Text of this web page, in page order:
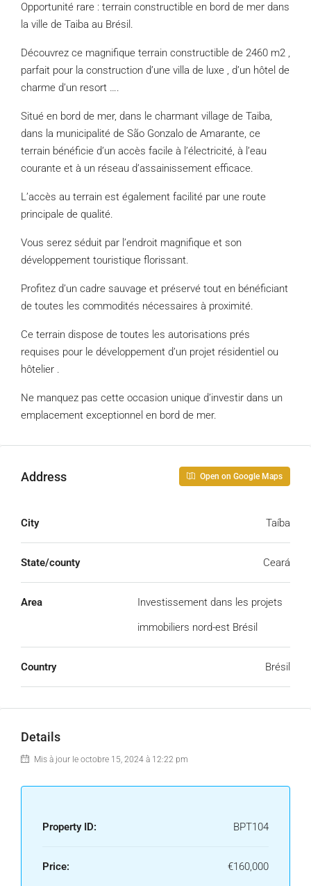
Opportunité rare : terrain constructible en bord de mer dans
la ville de Taiba au Brésil.
Découvrez ce magnifique terrain constructible de 2460 m2 ,
parfait pour la construction d’une villa de luxe , d’un hôtel de
charme d’un resort ….
Situé en bord de mer, dans le charmant village de Taiba,
dans la municipalité de São Gonzalo de Amarante, ce
terrain bénéficie d’un accès facile à l’électricité, à l’eau
courante et à un réseau d’assainissement efficace.
L’accès au terrain est également facilité par une route
principale de qualité.
Vous serez séduit par l’endroit magnifique et son
développement touristique florissant.
Profitez d’un cadre sauvage et préservé tout en bénéficiant
de toutes les commodités nécessaires à proximité.
Ce terrain dispose de toutes les autorisations prés
requises pour le développement d’un projet résidentiel ou
hôtelier .
Ne manquez pas cette occasion unique d’investir dans un
emplacement exceptionnel en bord de mer.
Address Open on Google Maps
City Taíba
State/county Ceará
Area
Investissement dans les projets
immobiliers nord-est Brésil
Country Brésil
Details
Mis à jour le octobre 15, 2024 à 12:22 pm
Property ID: BPT104
Price: €160,000